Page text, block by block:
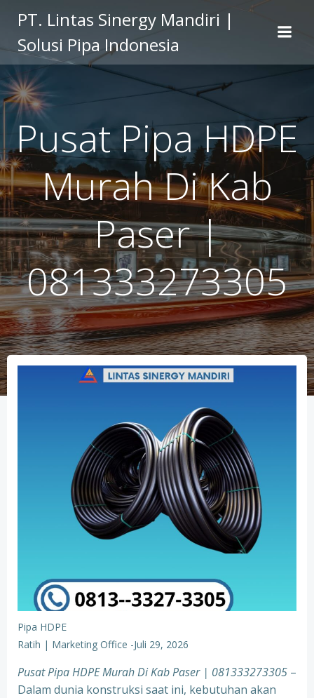
to
content
PT. Lintas Sinergy Mandiri |
Solusi Pipa Indonesia
Pusat Pipa HDPE
Murah Di Kab
Paser |
081333273305
Pipa HDPE
Ratih | Marketing Office -Juli 29, 2026
Pusat Pipa HDPE Murah Di Kab Paser | 081333273305 –
Dalam dunia konstruksi saat ini, kebutuhan akan